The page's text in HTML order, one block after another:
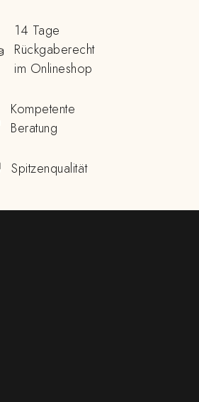
14 Tage
Rückgaberecht
im Onlineshop
Kompetente
Beratung
Spitzenqualität